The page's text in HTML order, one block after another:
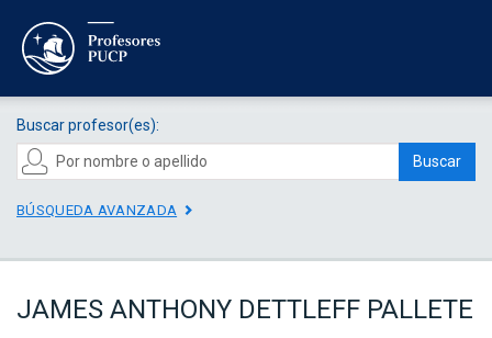
Buscar profesor(es):
Buscar
BÚSQUEDA AVANZADA
JAMES ANTHONY DETTLEFF PALLETE